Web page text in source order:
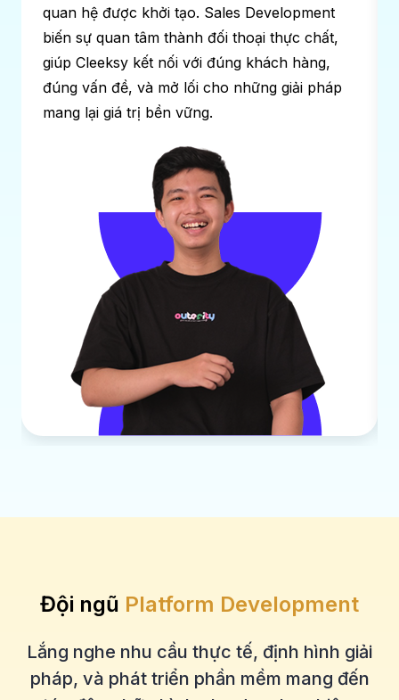
quan hệ được khởi tạo. Sales Development
biến sự quan tâm thành đối thoại thực chất,
giúp Cleeksy kết nối với đúng khách hàng,
đúng vấn đề, và mở lối cho những giải pháp
mang lại giá trị bền vững.
Đội ngũ Platform Development
Lắng nghe nhu cầu thực tế, định hình giải
pháp, và phát triển phần mềm mang đến